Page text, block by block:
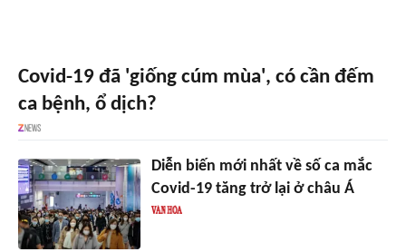
Covid-19 đã 'giống cúm mùa', có cần đếm
ca bệnh, ổ dịch?
Diễn biến mới nhất về số ca mắc
Covid-19 tăng trở lại ở châu Á